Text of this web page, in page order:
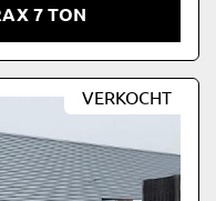
7 TON
VERKOCHT